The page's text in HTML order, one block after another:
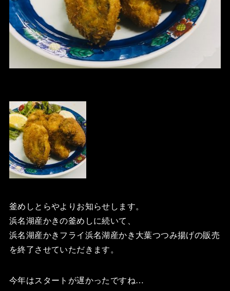
釜めしとらやよりお知らせします。
浜名湖産かきの釜めしに続いて、
浜名湖産かきフライ浜名湖産かき大葉つつみ揚げの販売
を終了させていただきます。
今年はスタートが遅かったですね…